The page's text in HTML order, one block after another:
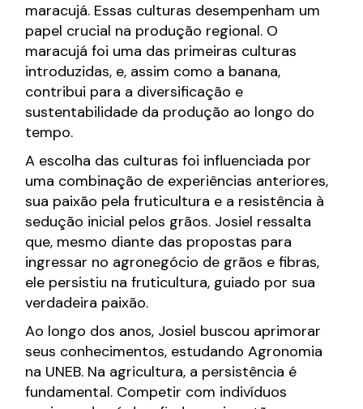
maracujá. Essas culturas desempenham um
papel crucial na produção regional. O
maracujá foi uma das primeiras culturas
introduzidas, e, assim como a banana,
contribui para a diversificação e
sustentabilidade da produção ao longo do
tempo.
A escolha das culturas foi influenciada por
uma combinação de experiências anteriores,
sua paixão pela fruticultura e a resistência à
sedução inicial pelos grãos. Josiel ressalta
que, mesmo diante das propostas para
ingressar no agronegócio de grãos e fibras,
ele persistiu na fruticultura, guiado por sua
verdadeira paixão.
Ao longo dos anos, Josiel buscou aprimorar
seus conhecimentos, estudando Agronomia
na UNEB. Na agricultura, a persistência é
fundamental. Competir com indivíduos